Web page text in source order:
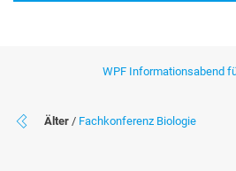
WPF Informationsabend
Älter / Fachkonferenz Biologie